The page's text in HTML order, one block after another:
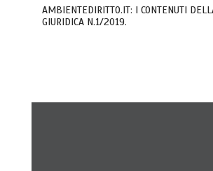
AMBIENTEDIRITTO.IT: I CONTENUTI
GIURIDICA N.1/2019.